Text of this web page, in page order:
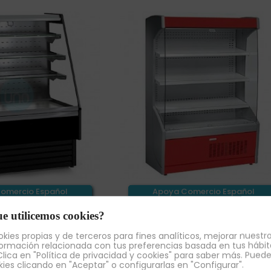
Español
Autoservicio,
Respaldo INOX,
VVAM-6-6MR
2.361,10 €+ IVA
Apoya Comercio Español
Roja, 4 Estantes, 1 Metro
MPL100R
3.864,56 €2.396,03 €+ IVA
utilicemos cookies?
propias y de terceros para fines analíticos, mejorar
relacionada con tus preferencias basada en tus
en "Política de privacidad y cookies" para saber más.
clicando en "Aceptar" o configurarlas en "Configurar".